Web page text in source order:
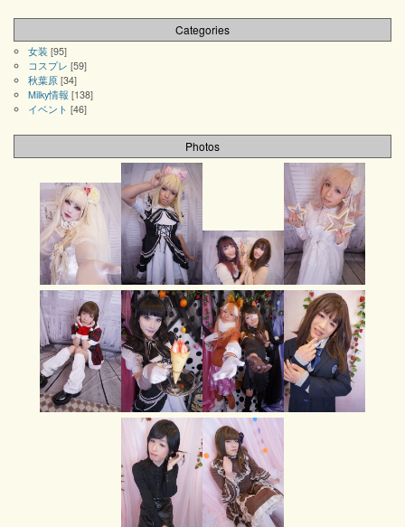
Categories
女装 [95]
コスプレ [59]
秋葉原 [34]
Milky情報 [138]
イベント [46]
Photos